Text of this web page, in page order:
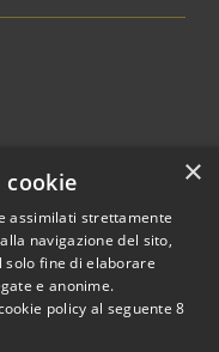
© 2026 • Comune di
×
assimilati strettamente
navigazione del sito,
solo fine di elaborare
e anonime.
policy al seguente8